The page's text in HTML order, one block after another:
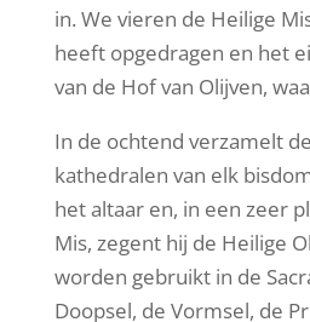
in. We vieren de Heilige
heeft opgedragen en het
van de Hof van Olijven,
In de ochtend verzamelt
kathedralen van elk
het altaar en, in een zeer
Mis, zegent hij de Heilige
worden gebruikt in de
Doopsel, de Vormsel, de